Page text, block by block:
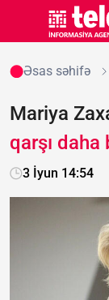
Əsas səhifə
Mariya
qarşı daha
3 İyun 14:54